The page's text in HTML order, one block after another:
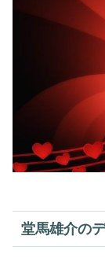
堂馬雄介の